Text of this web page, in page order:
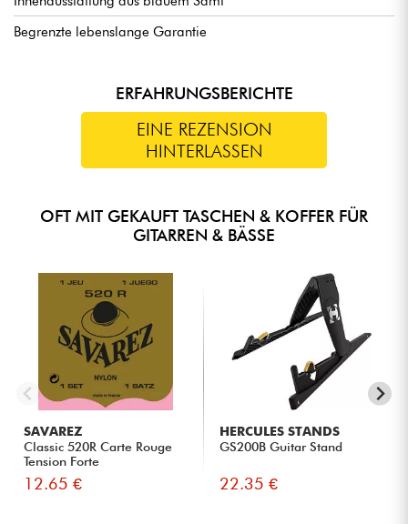
Begrenzte lebenslange Garantie
ERFAHRUNGSBERICHTE
EINE REZENSION
HINTERLASSEN
OFT MIT GEKAUFT TASCHEN & KOFFER FÜR
GITARREN & BÄSSE
SAVAREZ
Classic 520R Carte Rouge
Tension Forte
12.65 €
HERCULES STANDS
GS200B Guitar Stand
22.35 €